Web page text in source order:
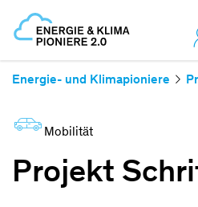
Energie- und Klimapioniere
Mobilität
Projekt